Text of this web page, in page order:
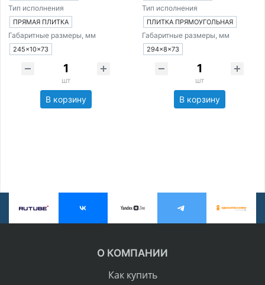
Тип исполнения
ПРЯМАЯ ПЛИТКА
Габаритные размеры, мм
245×10×73
шт
В корзину
Тип исполнения
ПЛИТКА ПРЯМОУГОЛЬНАЯ
Габаритные размеры, мм
294×8×73
шт
В корзину
О КОМПАНИИ
Как купить